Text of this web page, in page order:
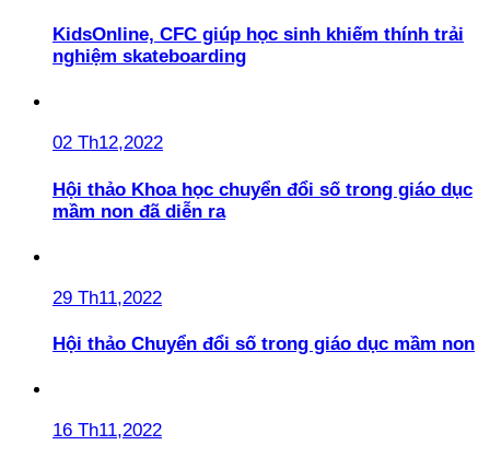
KidsOnline, CFC giúp học sinh khiếm thính trải
nghiệm skateboarding
02 Th12,2022
Hội thảo Khoa học chuyển đổi số trong giáo dục
mầm non đã diễn ra
29 Th11,2022
Hội thảo Chuyển đổi số trong giáo dục mầm non
16 Th11,2022